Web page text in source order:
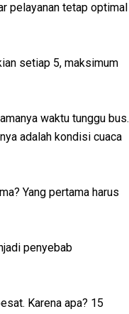
pelayanan tetap optimal
setiap 5, maksimum
waktu tunggu bus.
adalah kondisi cuaca
Yang pertama harus
penyebab
Karena apa? 15